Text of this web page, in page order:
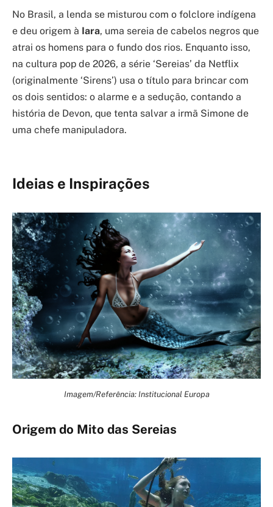
No Brasil, a lenda se misturou com o folclore indígena
e deu origem à Iara, uma sereia de cabelos negros que
atrai os homens para o fundo dos rios. Enquanto isso,
na cultura pop de 2026, a série ‘Sereias’ da Netflix
(originalmente ‘Sirens’) usa o título para brincar com
os dois sentidos: o alarme e a sedução, contando a
história de Devon, que tenta salvar a irmã Simone de
uma chefe manipuladora.
Ideias e Inspirações
Imagem/Referência: Institucional Europa
Origem do Mito das Sereias